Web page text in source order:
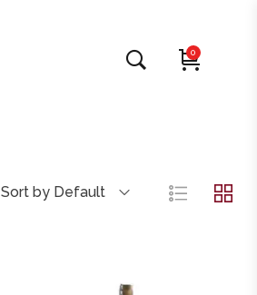
0
Sort by Default